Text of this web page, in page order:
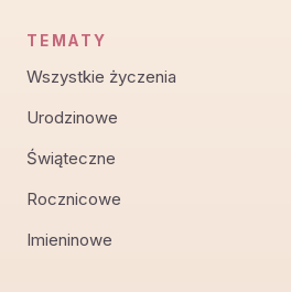
TEMATY
Wszystkie życzenia
Urodzinowe
Świąteczne
Rocznicowe
Imieninowe